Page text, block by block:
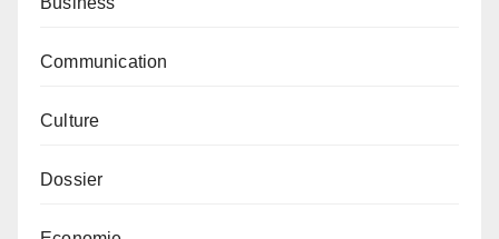
Communication
Culture
Dossier